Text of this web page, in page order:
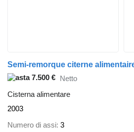
7.500 € Netto
Cisterna alimentare
2003
Numero di assi 3